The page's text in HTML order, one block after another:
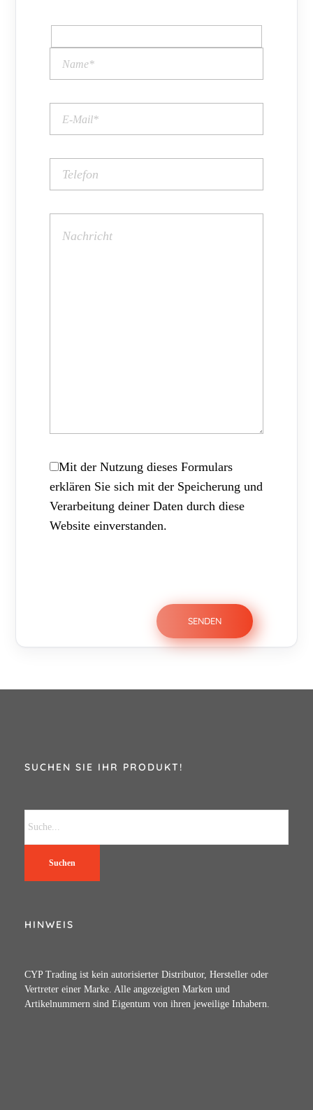
Mit der Nutzung dieses Formulars
erklären Sie sich mit der Speicherung und
Verarbeitung deiner Daten durch diese
Website einverstanden.
SUCHEN SIE IHR PRODUKT!
Suchen
HINWEIS
CYP Trading ist kein autorisierter Distributor, Hersteller oder
Vertreter einer Marke. Alle angezeigten Marken und
Artikelnummern sind Eigentum von ihren jeweilige Inhabern.